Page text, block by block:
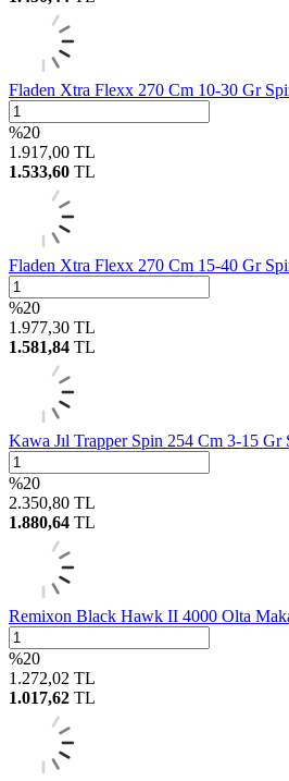
Fladen Xtra Flexx 270 Cm 10-30 Gr
%20
1.917,00 TL
1.533,60 TL
Fladen Xtra Flexx 270 Cm 15-40 Gr
%20
1.977,30 TL
1.581,84 TL
Kawa Jıl Trapper Spin 254 Cm 3-15 Gr
%20
2.350,80 TL
1.880,64 TL
Remixon Black Hawk II 4000 Olta
%20
1.272,02 TL
1.017,62 TL